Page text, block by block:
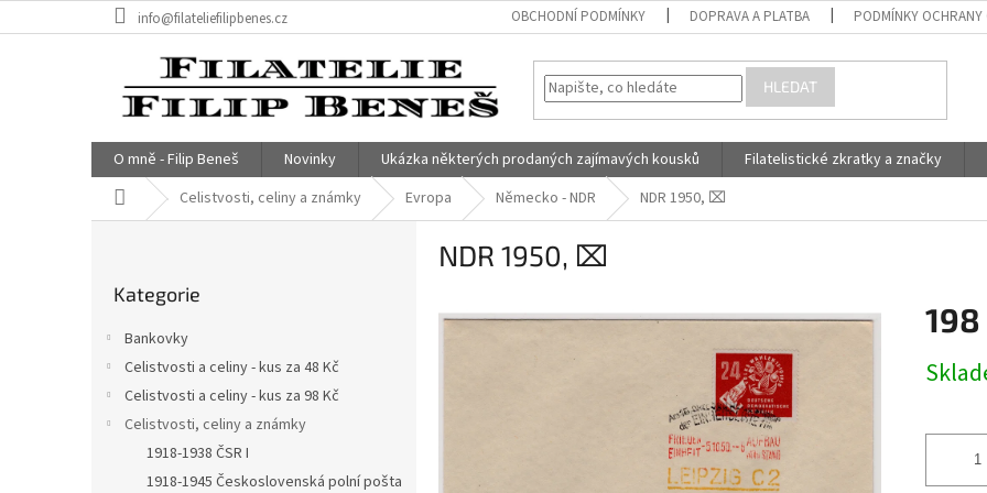
na
info@filateliefilipbenes.cz OBCHODNÍ PODMÍNKY DOPRAVA A PLATBA PODMÍNKY OCHRANY
HLEDAT
O mně - Filip Beneš Novinky Ukázka některých prodaných zajímavých kousků Filatelistické zkratky a značky
Domů Celistvosti, celiny a známky Evropa Německo - NDR NDR 1950, ⌧︎
kategorie
Kategorie
Bankovky
Celistvosti a celiny - kus za 48 Kč
Celistvosti a celiny - kus za 98 Kč
Celistvosti, celiny a známky
1918-1938 ČSR I
1918-1945 Československá polní pošta
NDR 1950, ⌧︎
198
cena: